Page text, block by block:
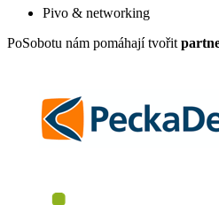
Pivo & networking
PoSobotu nám pomáhají tvořit